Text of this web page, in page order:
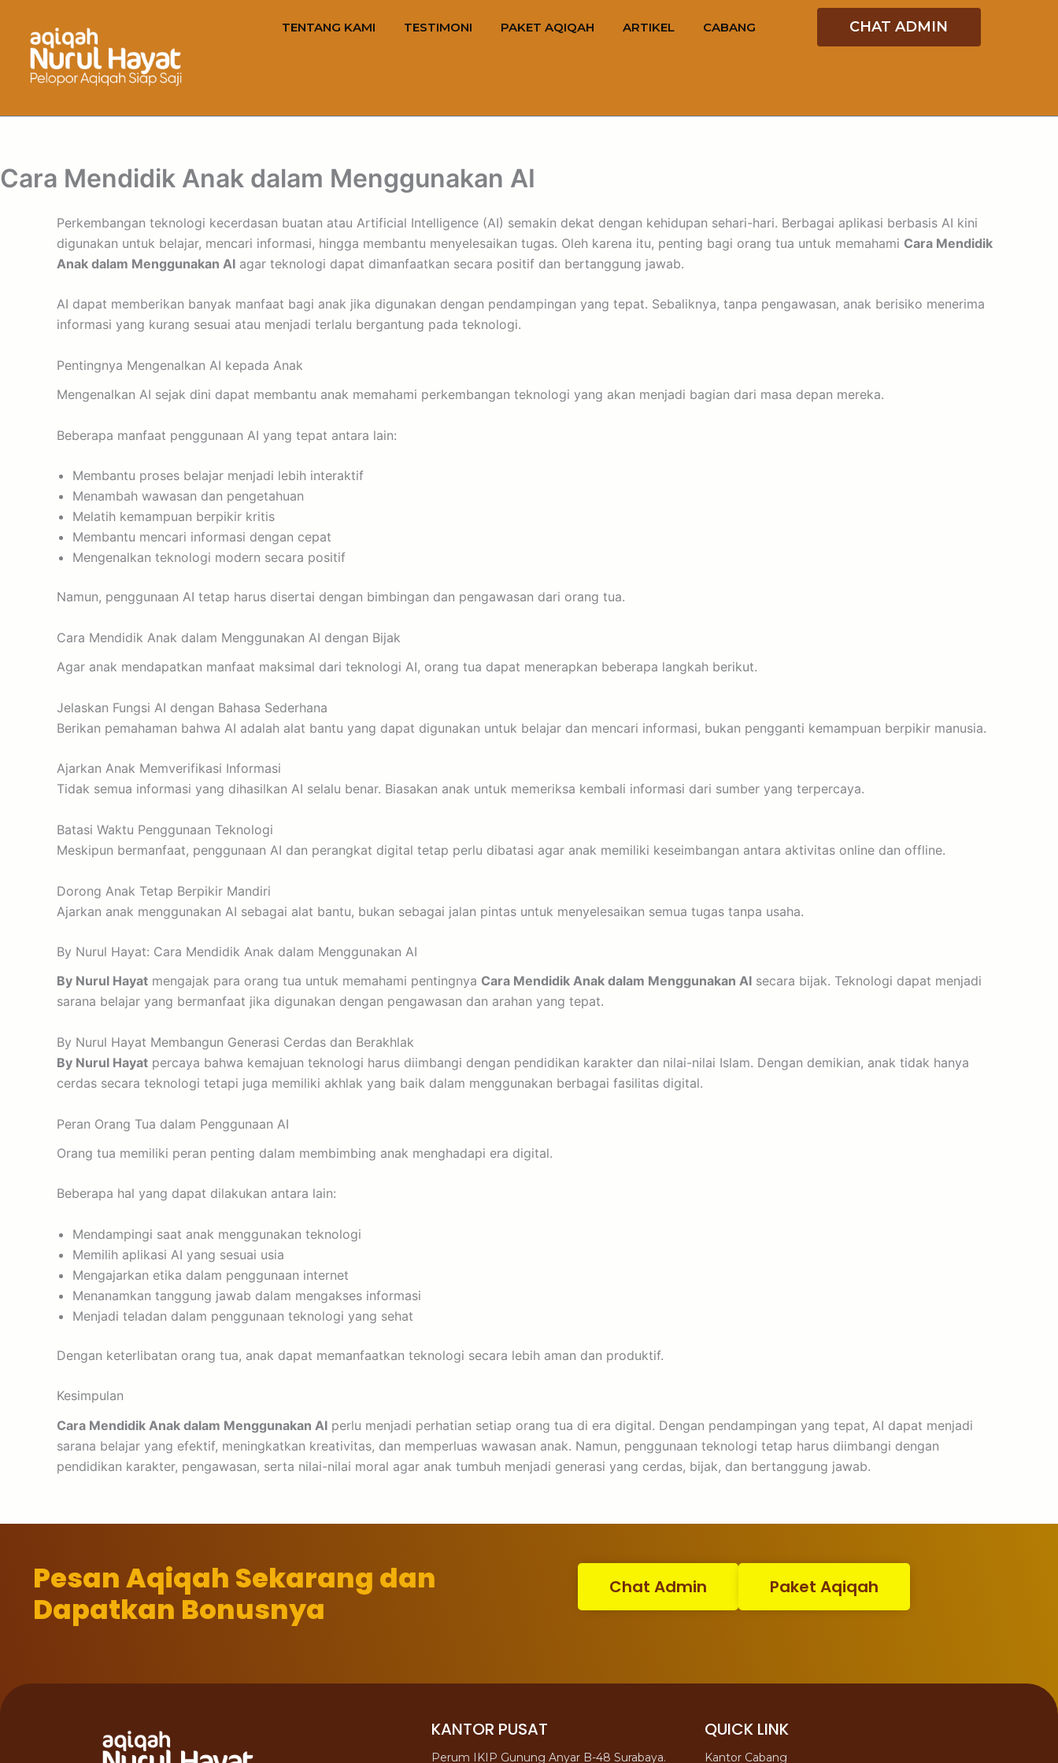
TENTANG KAMI TESTIMONI PAKET AQIQAH ARTIKEL CABANG CHAT ADMIN
Cara Mendidik Anak dalam Menggunakan AI
Perkembangan teknologi kecerdasan buatan atau Artificial Intelligence (AI) semakin dekat dengan kehidupan sehari-hari. Berbagai aplikasi berbasis AI kini
digunakan untuk belajar, mencari informasi, hingga membantu menyelesaikan tugas. Oleh karena itu, penting bagi orang tua untuk memahami Cara Mendidik
Anak dalam Menggunakan AI agar teknologi dapat dimanfaatkan secara positif dan bertanggung jawab.
AI dapat memberikan banyak manfaat bagi anak jika digunakan dengan pendampingan yang tepat. Sebaliknya, tanpa pengawasan, anak berisiko menerima
informasi yang kurang sesuai atau menjadi terlalu bergantung pada teknologi.
Pentingnya Mengenalkan AI kepada Anak
Mengenalkan AI sejak dini dapat membantu anak memahami perkembangan teknologi yang akan menjadi bagian dari masa depan mereka.
Beberapa manfaat penggunaan AI yang tepat antara lain:
Membantu proses belajar menjadi lebih interaktif
Menambah wawasan dan pengetahuan
Melatih kemampuan berpikir kritis
Membantu mencari informasi dengan cepat
Mengenalkan teknologi modern secara positif
Namun, penggunaan AI tetap harus disertai dengan bimbingan dan pengawasan dari orang tua.
Cara Mendidik Anak dalam Menggunakan AI dengan Bijak
Agar anak mendapatkan manfaat maksimal dari teknologi AI, orang tua dapat menerapkan beberapa langkah berikut.
Jelaskan Fungsi AI dengan Bahasa Sederhana
Berikan pemahaman bahwa AI adalah alat bantu yang dapat digunakan untuk belajar dan mencari informasi, bukan pengganti kemampuan berpikir manusia.
Ajarkan Anak Memverifikasi Informasi
Tidak semua informasi yang dihasilkan AI selalu benar. Biasakan anak untuk memeriksa kembali informasi dari sumber yang terpercaya.
Batasi Waktu Penggunaan Teknologi
Meskipun bermanfaat, penggunaan AI dan perangkat digital tetap perlu dibatasi agar anak memiliki keseimbangan antara aktivitas online dan offline.
Dorong Anak Tetap Berpikir Mandiri
Ajarkan anak menggunakan AI sebagai alat bantu, bukan sebagai jalan pintas untuk menyelesaikan semua tugas tanpa usaha.
By Nurul Hayat: Cara Mendidik Anak dalam Menggunakan AI
By Nurul Hayat mengajak para orang tua untuk memahami pentingnya Cara Mendidik Anak dalam Menggunakan AI secara bijak. Teknologi dapat menjadi
sarana belajar yang bermanfaat jika digunakan dengan pengawasan dan arahan yang tepat.
By Nurul Hayat Membangun Generasi Cerdas dan Berakhlak
By Nurul Hayat percaya bahwa kemajuan teknologi harus diimbangi dengan pendidikan karakter dan nilai-nilai Islam. Dengan demikian, anak tidak hanya
cerdas secara teknologi tetapi juga memiliki akhlak yang baik dalam menggunakan berbagai fasilitas digital.
Peran Orang Tua dalam Penggunaan AI
Orang tua memiliki peran penting dalam membimbing anak menghadapi era digital.
Beberapa hal yang dapat dilakukan antara lain:
Mendampingi saat anak menggunakan teknologi
Memilih aplikasi AI yang sesuai usia
Mengajarkan etika dalam penggunaan internet
Menanamkan tanggung jawab dalam mengakses informasi
Menjadi teladan dalam penggunaan teknologi yang sehat
Dengan keterlibatan orang tua, anak dapat memanfaatkan teknologi secara lebih aman dan produktif.
Kesimpulan
Cara Mendidik Anak dalam Menggunakan AI perlu menjadi perhatian setiap orang tua di era digital. Dengan pendampingan yang tepat, AI dapat menjadi
sarana belajar yang efektif, meningkatkan kreativitas, dan memperluas wawasan anak. Namun, penggunaan teknologi tetap harus diimbangi dengan
pendidikan karakter, pengawasan, serta nilai-nilai moral agar anak tumbuh menjadi generasi yang cerdas, bijak, dan bertanggung jawab.
Pesan Aqiqah Sekarang dan
Dapatkan Bonusnya
Chat Admin Paket Aqiqah
KANTOR PUSAT
Perum IKIP Gunung Anyar B-48 Surabaya.
QUICK LINK
Kantor Cabang